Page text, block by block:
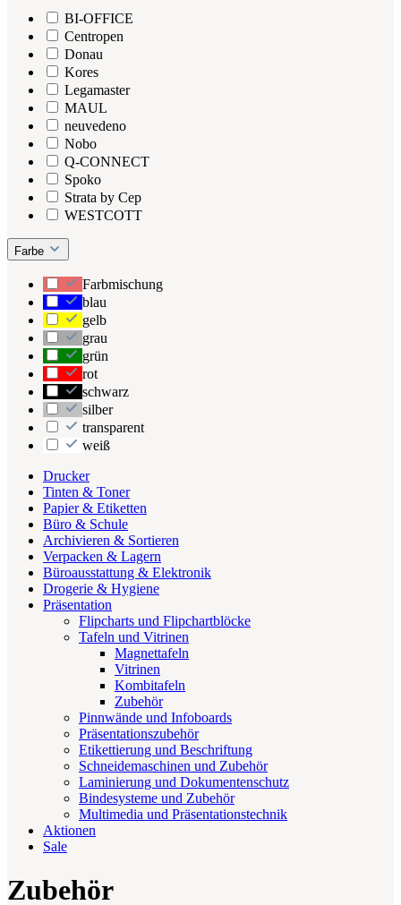
BI-OFFICE
Centropen
Donau
Kores
Legamaster
MAUL
neuvedeno
Nobo
Q-CONNECT
Spoko
Strata by Cep
WESTCOTT
Farbe
Farbmischung
blau
gelb
grau
grün
rot
schwarz
silber
transparent
weiß
Drucker
Tinten & Toner
Papier & Etiketten
Büro & Schule
Archivieren & Sortieren
Verpacken & Lagern
Büroausstattung & Elektronik
Drogerie & Hygiene
Präsentation
Flipcharts und Flipchartblöcke
Tafeln und Vitrinen
Magnettafeln
Vitrinen
Kombitafeln
Zubehör
Pinnwände und Infoboards
Präsentationszubehör
Etikettierung und Beschriftung
Schneidemaschinen und Zubehör
Laminierung und Dokumentenschutz
Bindesysteme und Zubehör
Multimedia und Präsentationstechnik
Aktionen
Sale
Zubehör